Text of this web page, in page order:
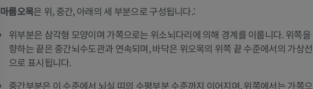
마름오목은 위, 중간, 아래의 세 부분으로 구성됩니다.:
위부분은 삼각형 모양이며 가쪽으로는 위소뇌다리에 의해 경계를 이룹니다. 위쪽을
향하는 끝은 중간뇌수도관과 연속되며, 바닥은 위오목의 위쪽 끝 수준에서의 가상선
으로 표시됩니다.
중간부분은 이 수준에서 뇌실 띠의 수평부분 수준까지 이어지며, 위쪽에서는 가쪽으